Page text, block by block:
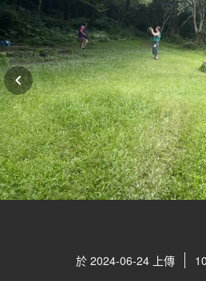
於 2024-06-24 上傳